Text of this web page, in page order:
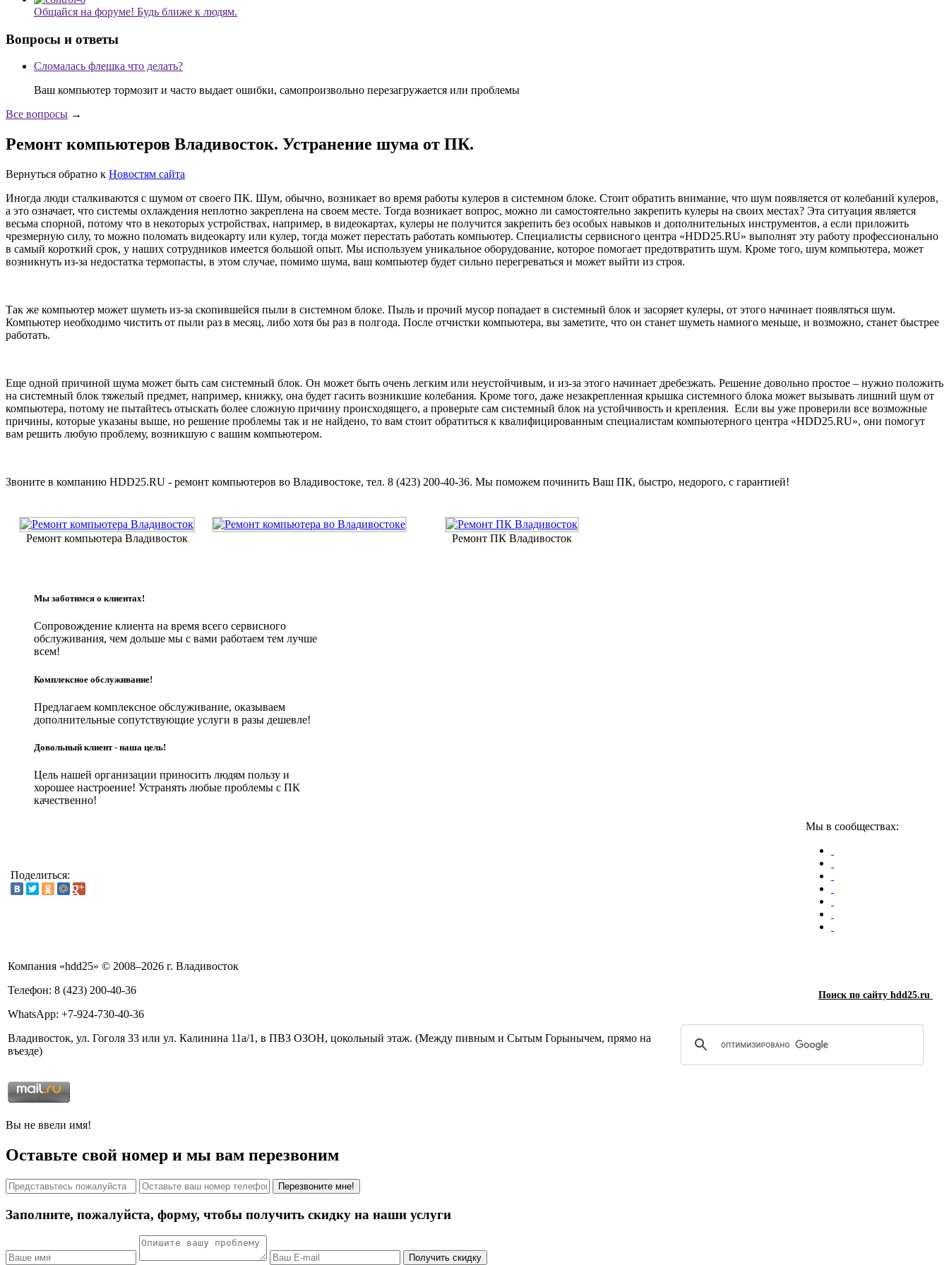
Общайся на форуме! Будь ближе к людям.
Вопросы и ответы
Сломалась флешка что делать?
Ваш компьютер тормозит и часто выдает ошибки, самопроизвольно перезагружается или проблемы
Все вопросы →
Ремонт компьютеров Владивосток. Устранение шума от ПК.
Вернуться обратно к Новостям сайта
Иногда люди сталкиваются с шумом от своего ПК. Шум, обычно, возникает во время работы кулеров в системном блоке. Стоит обратить внимание, что шум появляется от колебаний кулеров,
а это означает, что системы охлаждения неплотно закреплена на своем месте. Тогда возникает вопрос, можно ли самостоятельно закрепить кулеры на своих местах? Эта ситуация является
весьма спорной, потому что в некоторых устройствах, например, в видеокартах, кулеры не получится закрепить без особых навыков и дополнительных инструментов, а если приложить
чрезмерную силу, то можно поломать видеокарту или кулер, тогда может перестать работать компьютер. Специалисты сервисного центра «HDD25.RU» выполнят эту работу профессионально
в самый короткий срок, у наших сотрудников имеется большой опыт. Мы используем уникальное оборудование, которое помогает предотвратить шум. Кроме того, шум компьютера, может
возникнуть из-за недостатка термопасты, в этом случае, помимо шума, ваш компьютер будет сильно перегреваться и может выйти из строя.
Так же компьютер может шуметь из-за скопившейся пыли в системном блоке. Пыль и прочий мусор попадает в системный блок и засоряет кулеры, от этого начинает появляться шум.
Компьютер необходимо чистить от пыли раз в месяц, либо хотя бы раз в полгода. После отчистки компьютера, вы заметите, что он станет шуметь намного меньше, и возможно, станет быстрее
работать.
Еще одной причиной шума может быть сам системный блок. Он может быть очень легким или неустойчивым, и из-за этого начинает дребезжать. Решение довольно простое – нужно положить
на системный блок тяжелый предмет, например, книжку, она будет гасить возникшие колебания. Кроме того, даже незакрепленная крышка системного блока может вызывать лишний шум от
компьютера, потому не пытайтесь отыскать более сложную причину происходящего, а проверьте сам системный блок на устойчивость и крепления. Если вы уже проверили все возможные
причины, которые указаны выше, но решение проблемы так и не найдено, то вам стоит обратиться к квалифицированным специалистам компьютерного центра «HDD25.RU», они помогут
вам решить любую проблему, возникшую с вашим компьютером.
Звоните в компанию HDD25.RU - ремонт компьютеров во Владивостоке, тел. 8 (423) 200-40-36. Мы поможем починить Ваш ПК, быстро, недорого, с гарантией!
Ремонт компьютера Владивосток Ремонт ПК Владивосток
Мы заботимся о клиентах!
Сопровождение клиента на время всего сервисного
обслуживания, чем дольше мы с вами работаем тем лучше
всем!
Комплексное обслуживание!
Предлагаем комплексное обслуживание, оказываем
дополнительные сопутствующие услуги в разы дешевле!
Довольный клиент - наша цель!
Цель нашей организации приносить людям пользу и
хорошее настроение! Устранять любые проблемы с ПК
качественно!
Поделиться:
Мы в сообществах:
Компания «hdd25» © 2008–2026 г. Владивосток
Телефон: 8 (423) 200-40-36
WhatsApp: +7-924-730-40-36
Владивосток, ул. Гоголя 33 или ул. Калинина 11а/1, в ПВЗ ОЗОН, цокольный этаж. (Между пивным и Сытым Горынычем, прямо на
въезде)
Поиск по сайту hdd25.ru
Вы не ввели имя!
Оставьте свой номер и мы вам перезвоним
Перезвоните мне!
Заполните, пожалуйста, форму, чтобы получить скидку на наши услуги
Получить скидку